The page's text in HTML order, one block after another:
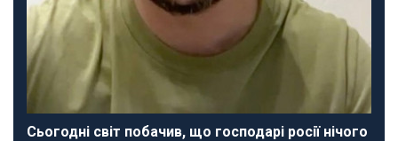
Сьогодні світ побачив, що господарі росії нічого